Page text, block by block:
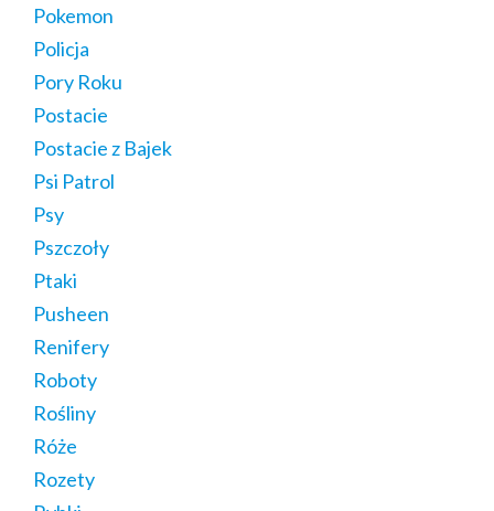
Pokemon
Policja
Pory Roku
Postacie
Postacie z Bajek
Psi Patrol
Psy
Pszczoły
Ptaki
Pusheen
Renifery
Roboty
Rośliny
Róże
Rozety